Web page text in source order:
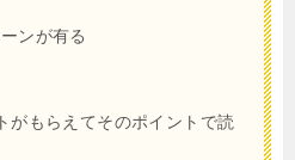
ンが有る
がもらえてそのポイントで読